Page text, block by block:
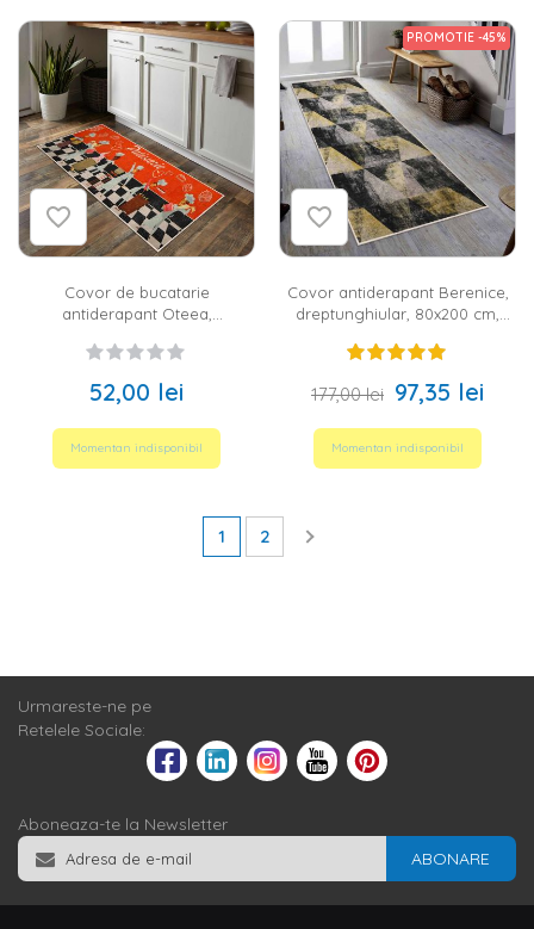
Covor de bucatarie
antiderapant Oteea,
multicolor, 60% bumbac
52,00 lei
Momentan indisponibil
PROMOTIE -45%
Covor antiderapant Berenice,
dreptunghiular, 80x200 cm,
60% bumbac
177,00 lei 97,35 lei
Momentan indisponibil
1 2
Urmareste-ne pe
Retelele Sociale:
Aboneaza-te la Newsletter
ABONARE